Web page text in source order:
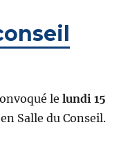
le lundi 15
en Salle du Conseil.